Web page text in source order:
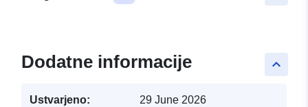
keyboard_arrow_up
Dodatne informacije
Ustvarjeno: 29 June 2026